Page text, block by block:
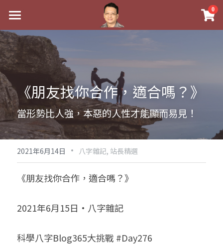
0
最新消息
關於我
祖傳命理
手工印鑑
課程介紹
五行八字學
後天派陽宅
Blog
黃金會員專區
八字雜記
站長精選
試閱專區
Podcast聽書
陽宅視頻
線上學苑
八字進階班
《十神高階實戰錄》完整典藏版
科學八字推理1
與我預約
《朋友找你合作，適合嗎？》
當形勢比人強，本惡的人性才能顯而易見！
2021年6月14日 · 八字雜記, 站長精選
《朋友找你合作，適合嗎？》
2021年6月15日·八字雜記
科學八字Blog365大挑戰 #Day276
×
商品分類
八字線上完整班
科學八字推理PDF
《十神高階實戰錄》完整典藏版
1美元超值PDF
八字線上批命
小兒命名